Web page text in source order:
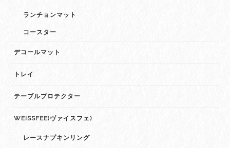
ランチョンマット
コースター
デコールマット
トレイ
テーブルプロテクター
WEISSFEE(ヴァイスフェ)
レースナプキンリング